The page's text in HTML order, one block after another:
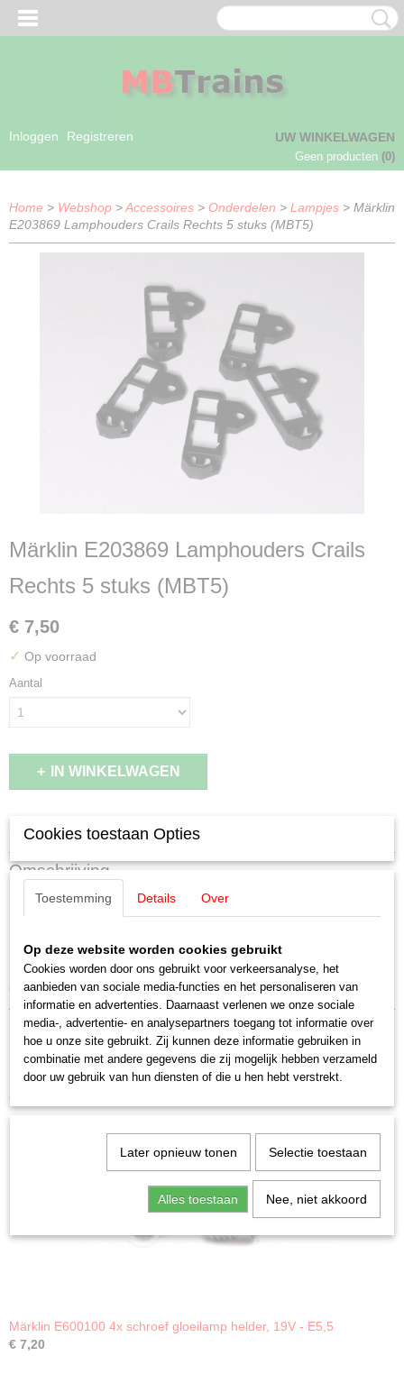
Inloggen Registreren UW WINKELWAGEN
Geen producten (0)
Home > Webshop >Accessoires > Onderdelen > Lampjes > Märklin
E203869 Lamphouders Crails Rechts 5 stuks (MBT5)
Märklin E203869 Lamphouders Crails
Rechts 5 stuks (MBT5)
€ 7,50
✓ Op voorraad
Aantal
IN WINKELWAGEN
Specificaties
Productcode leverancier
E203869
Schaal
H0 (1:87)
Staat
Nieuw
Omschrijving
Märklin E203869 Lamphouders Crails
Rechts 5 stuks
uitverkocht bij Märklin
Märklin E600100 4x schroef gloeilamp helder, 19V - E5,5
€ 7,20
Cookies toestaan Opties
Toestemming Details Over
Op deze website worden cookies gebruikt
Cookies worden door ons gebruikt voor verkeersanalyse, het
aanbieden van sociale media-functies en het personaliseren van
informatie en advertenties. Daarnaast verlenen we onze sociale
media-, advertentie- en analysepartners toegang tot informatie over
hoe u onze site gebruikt. Zij kunnen deze informatie gebruiken in
combinatie met andere gegevens die zij mogelijk hebben verzameld
door uw gebruik van hun diensten of die u hen hebt verstrekt.
Later opnieuw tonen Selectie toestaan
Alles toestaan Nee, niet akkoord